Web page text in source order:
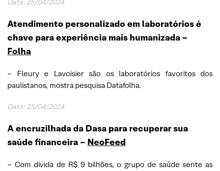
Data: 25/04/2024
Atendimento personalizado em laboratórios é
chave para experiência mais humanizada –
Folha
– Fleury e Lavoisier são os laboratórios favoritos dos
paulistanos, mostra pesquisa Datafolha.
Data: 25/04/2024
A encruzilhada da Dasa para recuperar sua
saúde financeira – NeoFeed
– Com dívida de R$ 9 bilhões, o grupo de saúde sente as